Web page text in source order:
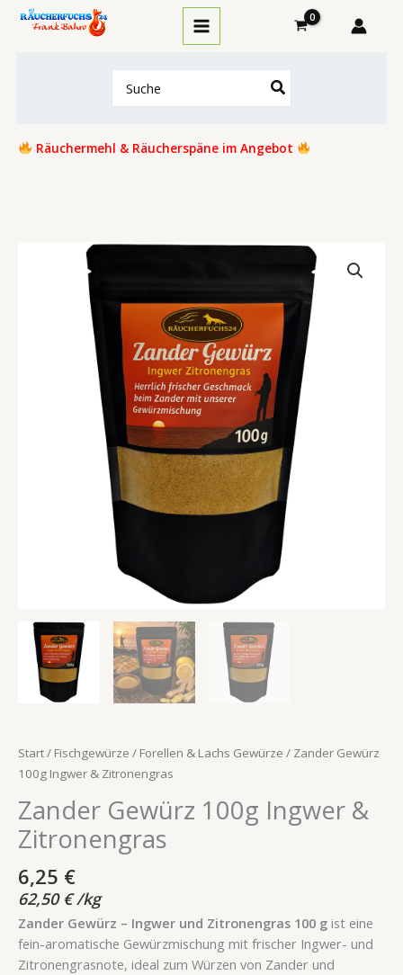
Zum
Inhalt
for:
Räuchermehl & Räucherspäne im Angebot
Start/ Fischgewürze / Forellen & Lachs Gewürze / Zander Gewürz
100g Ingwer & Zitronengras
Zander Gewürz 100g Ingwer &
Zitronengras
6,25 €
62,50€ /kg
Zander Gewürz – Ingwer und Zitronengras 100 g ist eine
fein-aromatische Gewürzmischung mit frischer Ingwer- und
Zitronengrasnote, ideal zum Würzen von Zander und